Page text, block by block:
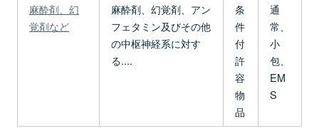
麻酔剤、幻
覚剤など
麻酔剤、幻覚剤、アン
フェタミン及びその他
の中枢神経系に対す
る....
条
件
付
許
容
物
品
通
常、
小
包、
EM
S